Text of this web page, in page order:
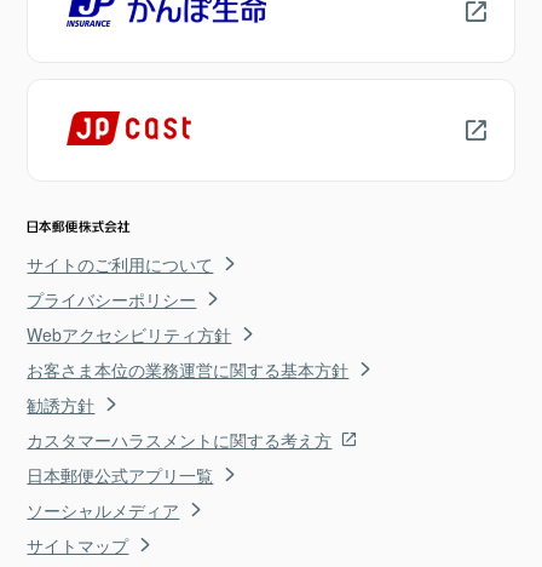
サイトのご利用について
プライバシーポリシー
Webアクセシビリティ方針
お客さま本位の業務運営に関する基本方針
勧誘方針
カスタマーハラスメントに関する考え方
日本郵便公式アプリ一覧
ソーシャルメディア
サイトマップ